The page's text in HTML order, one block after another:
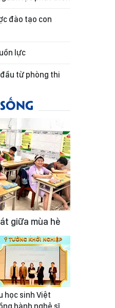
đào tạo con
lực
từ phòng thi
giữa mùa hè
học sinh Việt